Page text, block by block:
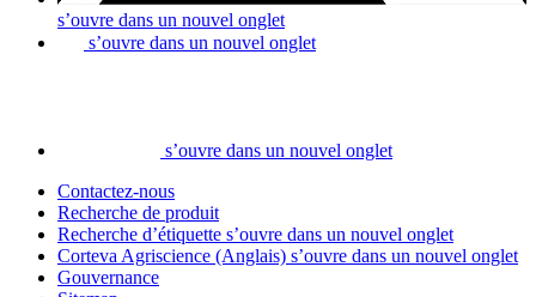
s’ouvre dans un nouvel onglet
s’ouvre dans un nouvel onglet
s’ouvre dans un nouvel onglet
Contactez-nous
Recherche de produit
Recherche d’étiquette s’ouvre dans un nouvel onglet
Corteva Agriscience (Anglais) s’ouvre dans un nouvel onglet
Gouvernance